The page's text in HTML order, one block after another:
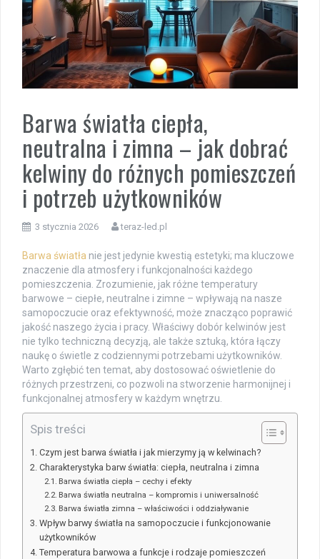
Barwa światła ciepła,
neutralna i zimna – jak dobrać
kelwiny do różnych pomieszczeń
i potrzeb użytkowników
3 stycznia 2026 teraz-led.pl
Barwa światła nie jest jedynie kwestią estetyki; ma kluczowe
znaczenie dla atmosfery i funkcjonalności każdego
pomieszczenia. Zrozumienie, jak różne temperatury
barwowe – ciepłe, neutralne i zimne – wpływają na nasze
samopoczucie oraz efektywność, może znacząco poprawić
jakość naszego życia i pracy. Właściwy dobór kelwinów jest
nie tylko techniczną decyzją, ale także sztuką, która łączy
naukę o świetle z codziennymi potrzebami użytkowników.
Warto zgłębić ten temat, aby dostosować oświetlenie do
różnych przestrzeni, co pozwoli na stworzenie harmonijnej i
funkcjonalnej atmosfery w każdym wnętrzu.
Spis treści
Czym jest barwa światła i jak mierzymy ją w kelwinach?
Charakterystyka barw światła: ciepła, neutralna i zimna
Barwa światła ciepła – cechy i efekty
Barwa światła neutralna – kompromis i uniwersalność
Barwa światła zimna – właściwości i oddziaływanie
Wpływ barwy światła na samopoczucie i funkcjonowanie
użytkowników
Temperatura barwowa a funkcje i rodzaje pomieszczeń